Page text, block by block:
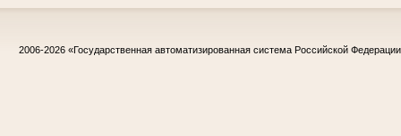
2006-2026 «Государственная автоматизированная система Российской